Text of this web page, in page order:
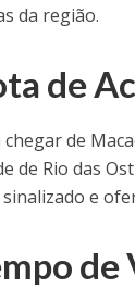
da região.
de
chegar de
de Rio das
e
de